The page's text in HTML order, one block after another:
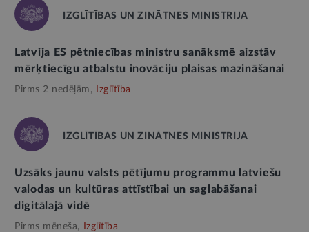
IZGLĪTĪBAS UN ZINĀTNES MINISTRIJA
Latvija ES pētniecības ministru sanāksmē aizstāv
mērķtiecīgu atbalstu inovāciju plaisas mazināšanai
Pirms 2 nedēļām, Izglītība
IZGLĪTĪBAS UN ZINĀTNES MINISTRIJA
Uzsāks jaunu valsts pētījumu programmu latviešu
valodas un kultūras attīstībai un saglabāšanai
digitālajā vidē
Pirms mēneša, Izglītība